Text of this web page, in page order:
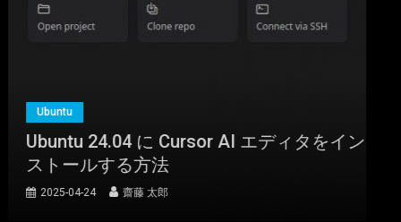
Ubuntu
Ubuntu 24.04 に Cursor AI エディタをイン
ストールする方法
2025-04-24 齋藤 太郎